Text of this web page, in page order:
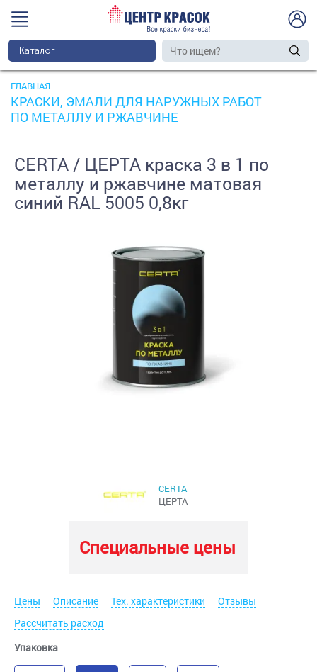
Каталог
ГЛАВНАЯ
КРАСКИ, ЭМАЛИ ДЛЯ НАРУЖНЫХ РАБОТ
ПО МЕТАЛЛУ И РЖАВЧИНЕ
CERTA / ЦЕРТА краска 3 в 1 по
металлу и ржавчине матовая
синий RAL 5005 0,8кг
CERTA
ЦЕРТА
Специальные цены
Цены Описание Тех. характеристики
Отзывы
Рассчитать расход
Упаковка